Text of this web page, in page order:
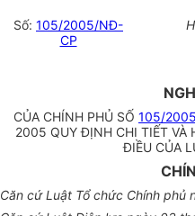
Số: 105/2005/NĐ-
CP
CỦA CHÍNH PHỦ SỐ 105/
2005 QUY ĐỊNH CHI TIẾT VÀ
ĐIỀU CỦA
Căn cứ Luật Tổ chức Chính phủ